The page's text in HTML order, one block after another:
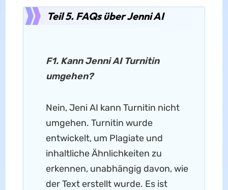
Teil 5. FAQs über Jenni AI
F1. Kann Jenni AI Turnitin
umgehen?
Nein, Jeni AI kann Turnitin nicht
umgehen. Turnitin wurde
entwickelt, um Plagiate und
inhaltliche Ähnlichkeiten zu
erkennen, unabhängig davon, wie
der Text erstellt wurde. Es ist